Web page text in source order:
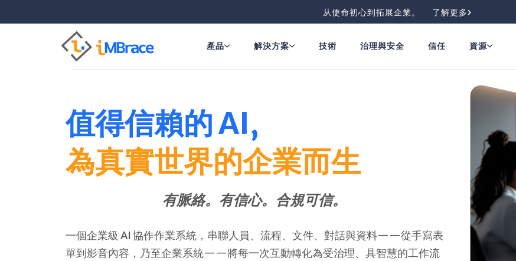
从使命初心到拓展企業。 了解更多
產品 解決方案 技術 治理與安全 信任 資源
值得信賴的 AI,
為真實世界的企業而生
有脈絡。有信心。合規可信。
一個企業級 AI 協作作業系統，串聯人員、流程、文件、對話與資料——從手寫表
單到影音內容，乃至企業系統——將每一次互動轉化為受治理、具智慧的工作流